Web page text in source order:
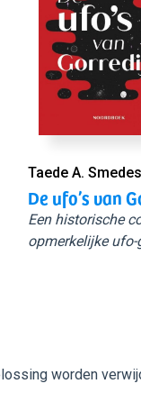
Taede A. Smedes
De ufo’s van
Een historische
opmerkelijke
worden